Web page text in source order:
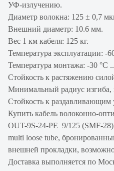
УФ-излучению.
Диаметр волокна: 125 ± 0,7
Внешний диаметр: 10.6 мм.
Вес 1 км кабеля: 125 кг.
Температура эксплуатации: -
Температура монтажа: -30 °С
Стойкость к растяжению
Минимальный радиус изгиба,
Стойкость к
Купить кабель волоконно-
OUT-9S-24-PE 9/125 (SMF-
multi loose tube,
внешней прокладки,
Доставка выполняется по